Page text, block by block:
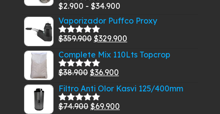
hasta
$26.780
Valorado
5.00
5
$2.900 - $34.900
de
desde
$2.900
Vaporizador Puffco Proxy
Valorado
5
$359.900 El
precio
original
era:
$359.900.
$329.900
precio
actual
$329.900.
Complete Mix 110Lts Topcrop
Valorado
5
$38.900 El
precio
original
era:
$36.900
precio
es:
Filtro Anti Olor Kasvi 125/400mm
Valorado
$74.900 El
$69.900